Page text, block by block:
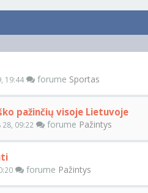
19:44 forume Sportas
pažinčių visoje Lietuvoje
28, 09:22 forume Pažintys
forume Pažintys